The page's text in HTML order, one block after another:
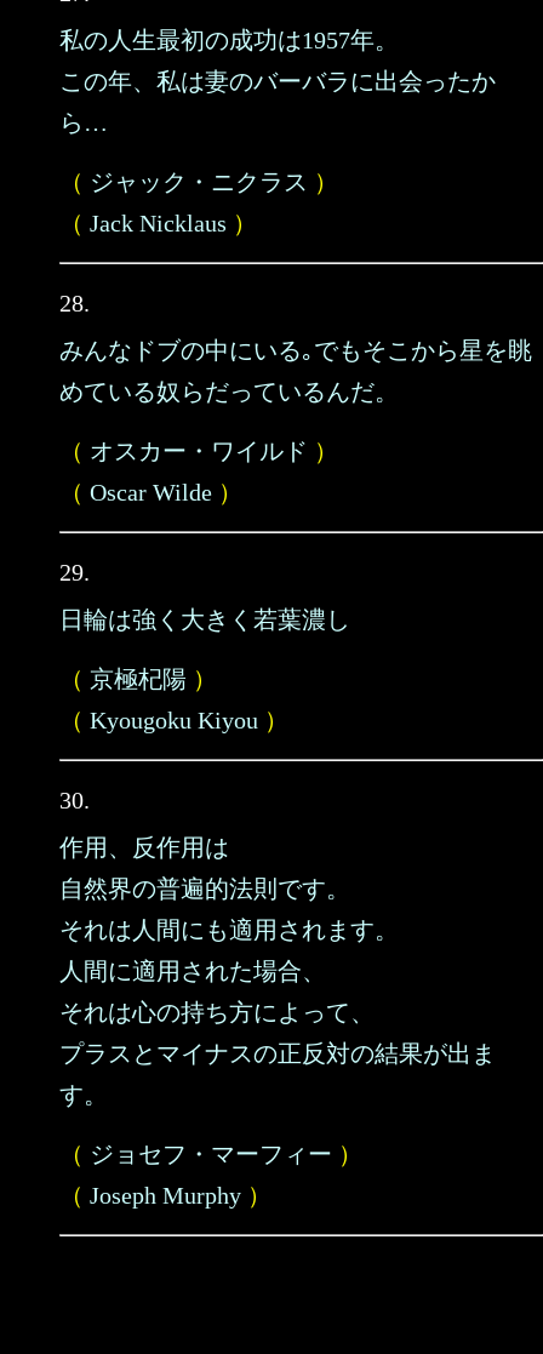
私の人生最初の成功は1957年。
この年、私は妻のバーバラに出会ったか
ら…
（ ジャック・ニクラス ）
（ Jack Nicklaus ）
28.
みんなドブの中にいる｡でもそこから星を眺
めている奴らだっているんだ。
（ オスカー・ワイルド ）
（ Oscar Wilde ）
29.
日輪は強く大きく若葉濃し
（ 京極杞陽 ）
（ Kyougoku Kiyou ）
30.
作用、反作用は
自然界の普遍的法則です。
それは人間にも適用されます。
人間に適用された場合、
それは心の持ち方によって、
プラスとマイナスの正反対の結果が出ま
す。
（ ジョセフ・マーフィー ）
（ Joseph Murphy ）